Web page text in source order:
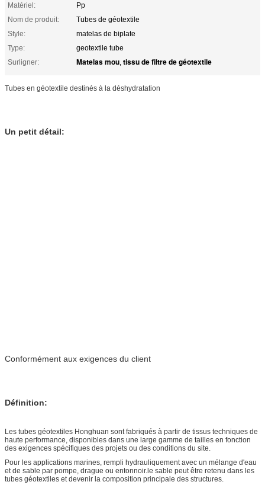
Matériel:
Pp
Nom de produit:
Tubes de géotextile
Style:
matelas de biplate
Type:
geotextile tube
Surligner:
Matelas mou, tissu de filtre de géotextile
Tubes en géotextile destinés à la déshydratation
Un petit détail:
Conformément aux exigences du client
Définition:
Les tubes géotextiles Honghuan sont fabriqués à partir de tissus techniques de
haute performance, disponibles dans une large gamme de tailles en fonction
des exigences spécifiques des projets ou des conditions du site.
Pour les applications marines, rempli hydrauliquement avec un mélange d'eau
et de sable par pompe, drague ou entonnoir.le sable peut être retenu dans les
tubes géotextiles et devenir la composition principale des structures.